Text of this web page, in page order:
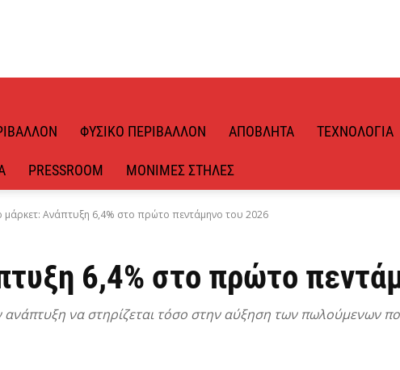
ΦΥΣΙΚΌ ΠΕΡΙΒΆΛΛΟΝ ΑΠΌΒΛΗΤΑ ΤΕΧΝΟΛΟΓΊΑ
PRESSROOM ΜΌΝΙΜΕΣ ΣΤΉΛΕΣ
Ανάπτυξη 6,4% στο πρώτο πεντάμηνο του 2026
6,4% στο πρώτο
ανάπτυξη να στηρίζεται τόσο στην αύξηση των πωλούμενων